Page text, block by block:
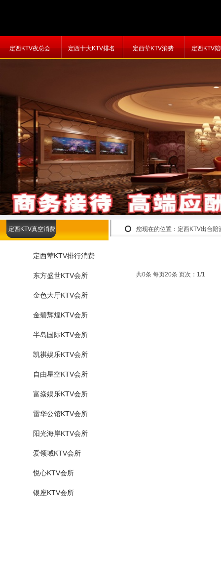
定西KTV夜总会 定西十大KTV排名 定西荤KTV消费 定西KTV
您现在的位置： 定西KTV出台陪
定西KTV真空消费
定西荤KTV排行消费
东方盛世KTV会所
金色大厅KTV会所
金碧辉煌KTV会所
半岛国际KTV会所
凯祺娱乐KTV会所
自由星空KTV会所
富焱娱乐KTV会所
雷华公馆KTV会所
阳光海岸KTV会所
爱领域KTV会所
悦心KTV会所
银座KTV会所
共0条 每页20条 页次：1/1